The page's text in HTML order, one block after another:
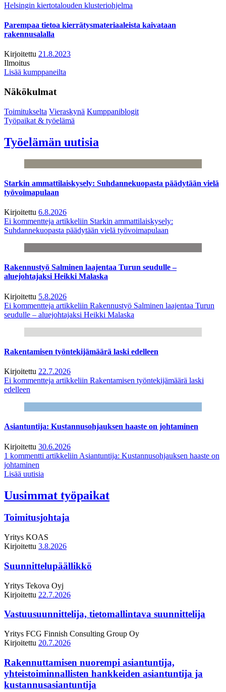
Helsingin kiertotalouden klusteriohjelma
Parempaa tietoa kierrätysmateriaaleista kaivataan
rakennusalalla
Kirjoitettu 21.8.2023
Ilmoitus
Lisää kumppaneilta
Näkökulmat
Toimitukselta Vieraskynä Kumppaniblogit
Työpaikat & työelämä
Työelämän uutisia
Starkin ammattilaiskysely: Suhdannekuopasta päädytään vielä
työvoimapulaan
Kirjoitettu 6.8.2026
Ei kommentteja artikkeliin Starkin ammattilaiskysely:
Suhdannekuopasta päädytään vielä työvoimapulaan
Rakennustyö Salminen laajentaa Turun seudulle –
aluejohtajaksi Heikki Malaska
Kirjoitettu 5.8.2026
Ei kommentteja artikkeliin Rakennustyö Salminen laajentaa Turun
seudulle – aluejohtajaksi Heikki Malaska
Rakentamisen työntekijämäärä laski edelleen
Kirjoitettu 22.7.2026
Ei kommentteja artikkeliin Rakentamisen työntekijämäärä laski
edelleen
Asiantuntija: Kustannusohjauksen haaste on johtaminen
Kirjoitettu 30.6.2026
1 kommentti artikkeliin Asiantuntija: Kustannusohjauksen haaste on
johtaminen
Lisää uutisia
Uusimmat työpaikat
Toimitusjohtaja
Yritys KOAS
Kirjoitettu 3.8.2026
Suunnittelupäällikkö
Yritys Tekova Oyj
Kirjoitettu 22.7.2026
Vastuusuunnittelija, tietomallintava suunnittelija
Yritys FCG Finnish Consulting Group Oy
Kirjoitettu 20.7.2026
Rakennuttamisen nuorempi asiantuntija,
yhteistoiminnallisten hankkeiden asiantuntija ja
kustannusasiantuntija